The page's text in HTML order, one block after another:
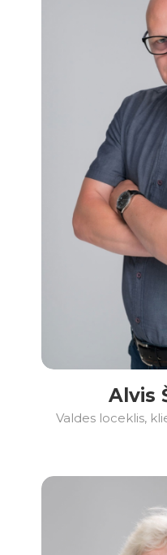
Alvis
Valdes loceklis,